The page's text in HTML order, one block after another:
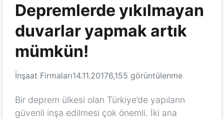
Depremlerde yıkılmayan
duvarlar yapmak artık
mümkün!
İnşaat Firmaları14.11.20176,155 görüntülenme
Bir deprem ülkesi olan Türkiye’de yapıların
güvenli inşa edilmesi çok önemli. İki ana